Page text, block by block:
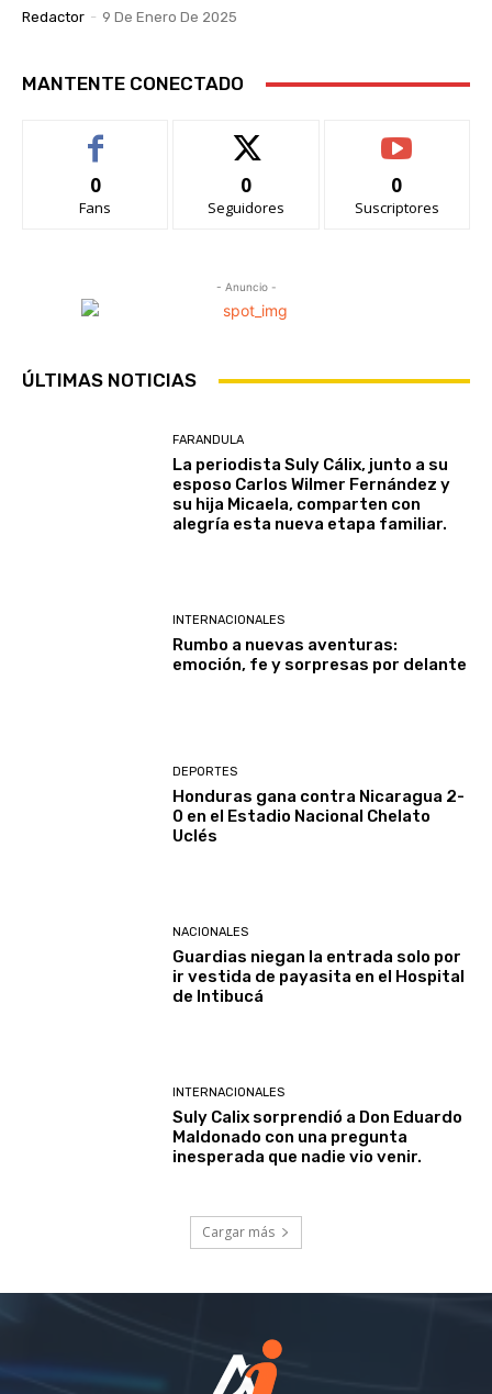
Redactor - 9 De Enero De 2025
MANTENTE CONECTADO
0
Fans
0
Seguidores
0
Suscriptores
- Anuncio -
ÚLTIMAS NOTICIAS
FARANDULA
La periodista Suly Cálix, junto a su
esposo Carlos Wilmer Fernández y
su hija Micaela, comparten con
alegría esta nueva etapa familiar.
INTERNACIONALES
Rumbo a nuevas aventuras:
emoción, fe y sorpresas por delante
DEPORTES
Honduras gana contra Nicaragua 2-
0 en el Estadio Nacional Chelato
Uclés
NACIONALES
Guardias niegan la entrada solo por
ir vestida de payasita en el Hospital
de Intibucá
INTERNACIONALES
Suly Calix sorprendió a Don Eduardo
Maldonado con una pregunta
inesperada que nadie vio venir.
Cargar más